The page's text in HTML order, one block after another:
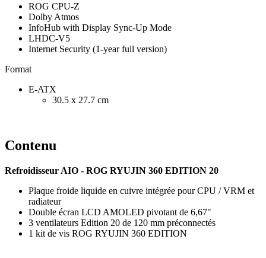
ROG CPU-Z
Dolby Atmos
InfoHub with Display Sync-Up Mode
LHDC-V5
Internet Security (1-year full version)
Format
E-ATX
30.5 x 27.7 cm
Contenu
Refroidisseur AIO - ROG RYUJIN 360 EDITION 20
Plaque froide liquide en cuivre intégrée pour CPU / VRM et
radiateur
Double écran LCD AMOLED pivotant de 6,67"
3 ventilateurs Edition 20 de 120 mm préconnectés
1 kit de vis ROG RYUJIN 360 EDITION